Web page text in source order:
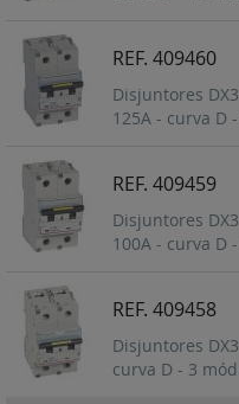
REF. 409460
Disjuntores
125A - curva D
REF. 409459
Disjuntores
100A - curva D
REF. 409458
Disjuntores
curva D - 3